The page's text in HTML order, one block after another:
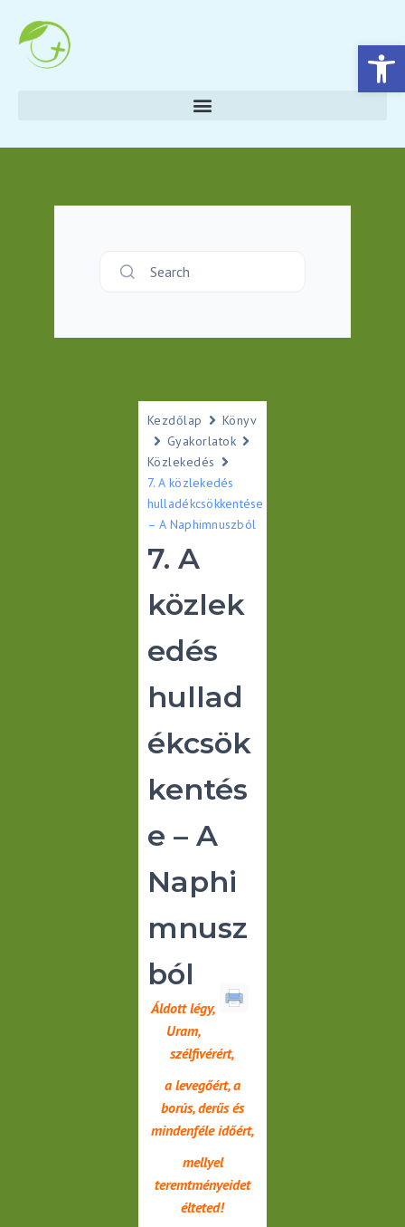
Eszköztár megnyitása
Search
Kezdőlap
Könyv
Gyakorlatok
Közlekedés
7. A közlekedés
hulladékcsökkentése
– A Naphimnuszból
7. A
közlek
edés
hullad
ékcsök
kentés
e – A
Naphi
mnusz
ból
Áldott légy,
Uram,
szélfivérért,
a levegőért, a
borús, derűs és
mindenféle időért,
mellyel
teremtményeidet
élteted!